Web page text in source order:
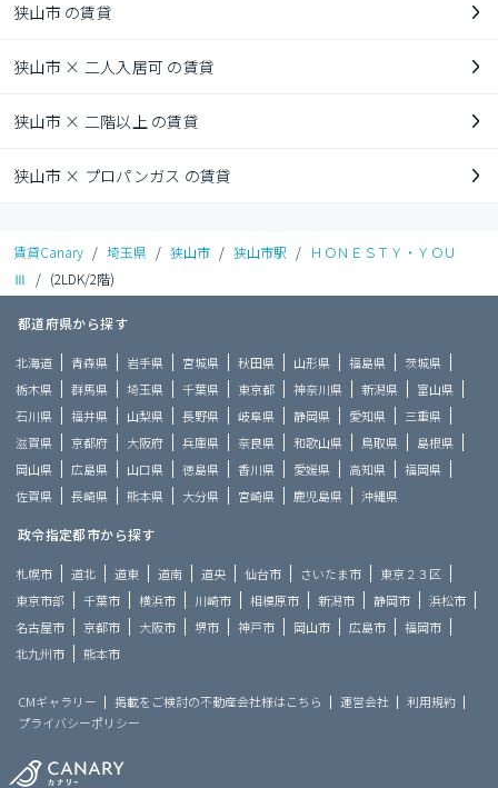
狭山市 の賃貸
狭山市 × 二人入居可 の賃貸
狭山市 × 二階以上 の賃貸
狭山市 × プロパンガス の賃貸
賃貸Canary / 埼玉県 / 狭山市 / 狭山市駅 / ＨＯＮＥＳＴＹ・ＹＯＵ
Ⅲ
/ (2LDK/2階)
都道府県から探す
北海道 青森県 岩手県 宮城県 秋田県 山形県 福島県
茨城県
栃木県
群馬県 埼玉県 千葉県 東京都 神奈川県 新潟県
富山県
石川県
福井県 山梨県 長野県 岐阜県 静岡県 愛知県
三重県
滋賀県
京都府 大阪府 兵庫県 奈良県 和歌山県 鳥取県
島根県
岡山県
広島県 山口県 徳島県 香川県 愛媛県 高知県
福岡県
佐賀県
長崎県 熊本県 大分県 宮崎県 鹿児島県 沖縄県
政令指定都市から探す
札幌市 道北 道東 道南 道央 仙台市 さいたま市
東京２３区
東京市部
千葉市 横浜市 川崎市 相模原市 新潟市 静岡市
浜松市
名古屋市
京都市 大阪市 堺市 神戸市 岡山市 広島市
福岡市
北九州市
熊本市
CMギャラリー 掲載をご検討の不動産会社様はこちら 運営会社
利用規約
プライバシーポリシー